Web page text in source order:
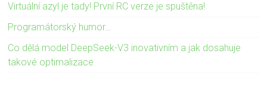
Virtuální azyl je tady! První RC verze je spuštěna!
Programátorský humor…
Co dělá model DeepSeek-V3 inovativním a jak dosahuje
takové optimalizace